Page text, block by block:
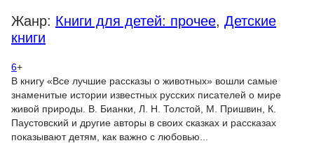
Жанр: Книги для детей: прочее, Детские
книги
6+
В книгу «Все лучшие рассказы о животных» вошли самые
знаменитые истории известных русских писателей о мире
живой природы. В. Бианки, Л. Н. Толстой, М. Пришвин, К.
Паустовский и другие авторы в своих сказках и рассказах
показывают детям, как важно с любовью...